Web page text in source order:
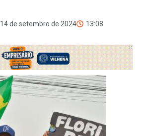
14 de setembro de 2024 13:08